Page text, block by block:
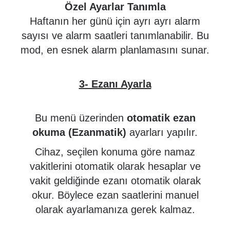
Özel Ayarlar Tanımla
Haftanın her günü için ayrı ayrı alarm
sayısı ve alarm saatleri tanımlanabilir. Bu
mod, en esnek alarm planlamasını sunar.
3- Ezanı Ayarla
Bu menü üzerinden otomatik ezan
okuma (Ezanmatik) ayarları yapılır.
Cihaz, seçilen konuma göre namaz
vakitlerini otomatik olarak hesaplar ve
vakit geldiğinde ezanı otomatik olarak
okur. Böylece ezan saatlerini manuel
olarak ayarlamanıza gerek kalmaz.